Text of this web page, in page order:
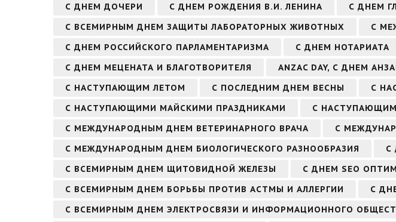
С ДНЕМ ДОЧЕРИ
С ДНЕМ РОЖДЕНИЯ В.И. ЛЕНИНА
С ДНЕМ
С ВСЕМИРНЫМ ДНЕМ ЗАЩИТЫ ЛАБОРАТОРНЫХ ЖИВОТНЫХ
С
С ДНЕМ РОССИЙСКОГО ПАРЛАМЕНТАРИЗМА
С ДНЕМ НОТАРИАТА
С ДНЕМ МЕЦЕНАТА И БЛАГОТВОРИТЕЛЯ
ANZAC DAY, С ДНЕМ
С НАСТУПАЮЩИМ ЛЕТОМ
С ПОСЛЕДНИМ ДНЕМ ВЕСНЫ
С
С НАСТУПАЮЩИМИ МАЙСКИМИ ПРАЗДНИКАМИ
С
С МЕЖДУНАРОДНЫМ ДНЕМ ВЕТЕРИНАРНОГО ВРАЧА С
С МЕЖДУНАРОДНЫМ ДНЕМ БИОЛОГИЧЕСКОГО РАЗНООБРАЗИЯ
С
С ВСЕМИРНЫМ ДНЕМ ЩИТОВИДНОЙ ЖЕЛЕЗЫ
С ДНЕМ SEO
С ВСЕМИРНЫМ ДНЕМ БОРЬБЫ ПРОТИВ АСТМЫ И АЛЛЕРГИИ
С
С ВСЕМИРНЫМ ДНЕМ ЭЛЕКТРОСВЯЗИ И ИНФОРМАЦИОННОГО